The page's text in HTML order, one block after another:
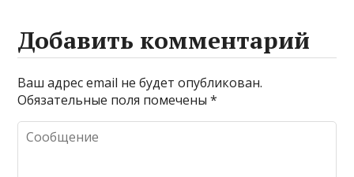
Добавить комментарий
Ваш адрес email не будет опубликован.
Обязательные поля помечены*